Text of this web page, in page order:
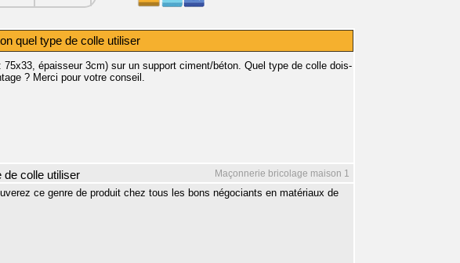
quel type de colle utiliser
épaisseur 3cm) sur un support ciment/béton. Quel type de colle dois-
? Merci pour votre conseil.
Maçonnerie bricolage maison 1
de colle utiliser
ce genre de produit chez tous les bons négociants en matériaux de